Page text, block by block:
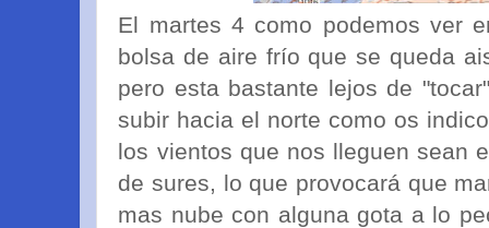
El martes 4 como podemos ver
bolsa de aire frío que se queda
pero esta bastante lejos de
subir hacia el norte como os
los vientos que nos lleguen sean
de sures, lo que provocará que
mas nube con alguna gota a lo